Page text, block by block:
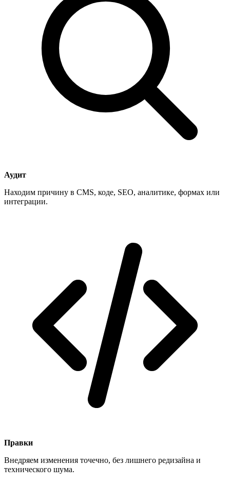
Аудит
Находим причину в CMS, коде, SEO, аналитике, формах или
интеграции.
Правки
Внедряем изменения точечно, без лишнего редизайна и
технического шума.